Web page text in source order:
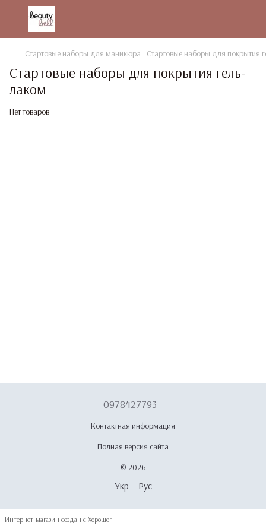
Стартовые наборы для маникюра Стартовые наборы для покрытия
Стартовые наборы для покрытия гель-
лаком
Нет товаров
0978427793
Контактная информация
Полная версия сайта
© 2026
Укр Рус
Интернет-магазин создан с Хорошоп